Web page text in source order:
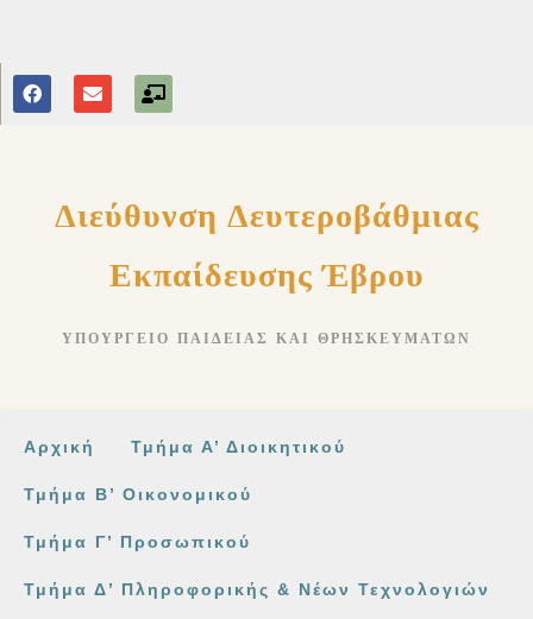
Διεύθυνση Δευτεροβάθμιας
Εκπαίδευσης Έβρου
ΥΠΟΥΡΓΕΊΟ ΠΑΙΔΕΊΑΣ ΚΑΙ ΘΡΗΣΚΕΥΜΆΤΩΝ
Αρχική Τμήμα Α’ Διοικητικού
Τμήμα Β’ Οικονομικού
Τμήμα Γ’ Προσωπικού
Τμήμα Δ’ Πληροφορικής & Νέων Τεχνολογιών